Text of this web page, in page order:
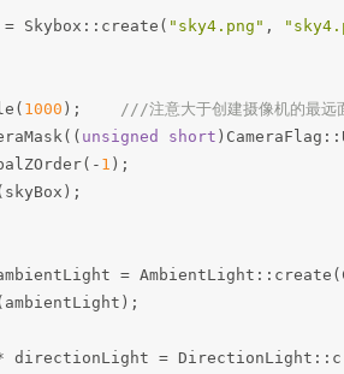
= Skybox::create( "sky4.png" ,
1000 );
///注意大于创建摄像机的最远
unsigned short
1 );
=
directionLight =